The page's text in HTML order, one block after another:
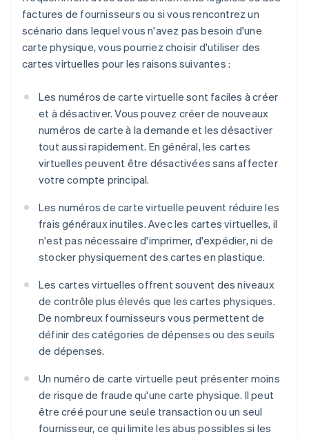
factures de fournisseurs ou si vous rencontrez un
scénario dans lequel vous n'avez pas besoin d'une
carte physique, vous pourriez choisir d'utiliser des
cartes virtuelles pour les raisons suivantes :
Les numéros de carte virtuelle sont faciles à créer
et à désactiver. Vous pouvez créer de nouveaux
numéros de carte à la demande et les désactiver
tout aussi rapidement. En général, les cartes
virtuelles peuvent être désactivées sans affecter
votre compte principal.
Les numéros de carte virtuelle peuvent réduire les
frais généraux inutiles. Avec les cartes virtuelles, il
n'est pas nécessaire d'imprimer, d'expédier, ni de
stocker physiquement des cartes en plastique.
Les cartes virtuelles offrent souvent des niveaux
de contrôle plus élevés que les cartes physiques.
De nombreux fournisseurs vous permettent de
définir des catégories de dépenses ou des seuils
de dépenses.
Un numéro de carte virtuelle peut présenter moins
de risque de fraude qu'une carte physique. Il peut
être créé pour une seule transaction ou un seul
fournisseur, ce qui limite les abus possibles si les